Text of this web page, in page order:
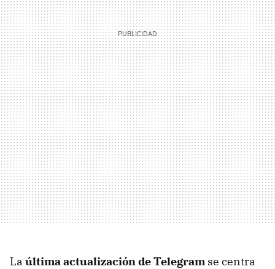
La última actualización de Telegram se centra